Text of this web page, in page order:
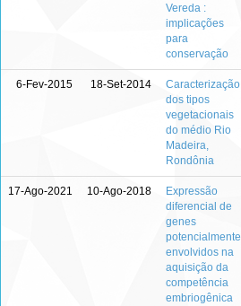
Vereda :
implicações
para
conservação
6-Fev-2015 18-Set-2014
Caracterização
dos tipos
vegetacionais
do médio Rio
Madeira,
Rondônia
17-Ago-2021 10-Ago-2018
Expressão
diferencial de
genes
potencialmente
envolvidos na
aquisição da
competência
embriogênica